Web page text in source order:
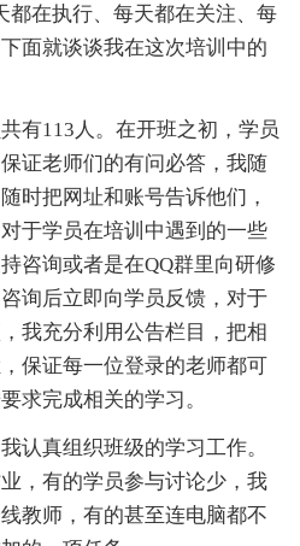
都在执行、每天都在关注、每
面就谈谈我在这次培训中的
113人。在开班之初，学员
证老师们的有问必答，我随
时把网址和账号告诉他们，
于学员在培训中遇到的一些
咨询或者是在QQ群里向研修
询后立即向学员反馈，对于
我充分利用公告栏目，把相
保证每一位登录的老师都可
求完成相关的学习。
真组织班级的学习工作。
，有的学员参与讨论少，我
教师，有的甚至连电脑都不